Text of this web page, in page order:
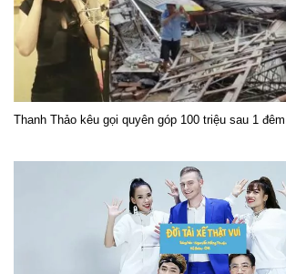
Thanh Thảo kêu gọi quyên góp 100 triệu sau 1 đêm